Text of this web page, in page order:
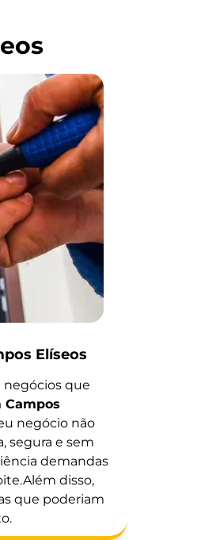
Elíseos
negócios que
Campos
negócio não
segura e sem
demandas
disso,
que poderiam